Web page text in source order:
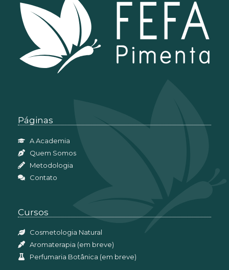
Páginas
A Academia
Quem Somos
Metodologia
Contato
Cursos
Cosmetologia Natural
Aromaterapia (em breve)
Perfumaria Botânica (em breve)